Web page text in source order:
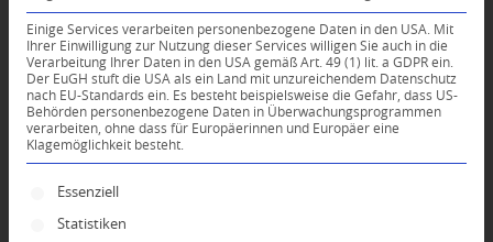
0
Dein Kommentar
An Diskussion beteiligen?
Einige Services verarbeiten personenbezogene Daten in den USA. Mit
Ihrer Einwilligung zur Nutzung dieser Services willigen Sie auch in die
Verarbeitung Ihrer Daten in den USA gemäß Art. 49 (1) lit. a GDPR ein.
Der EuGH stuft die USA als ein Land mit unzureichendem Datenschutz
nach EU-Standards ein. Es besteht beispielsweise die Gefahr, dass US-
Behörden personenbezogene Daten in Überwachungsprogrammen
verarbeiten, ohne dass für Europäerinnen und Europäer eine
Klagemöglichkeit besteht.
Es folgt eine Liste der Service-Gruppen, für die
Essenziell
Statistiken